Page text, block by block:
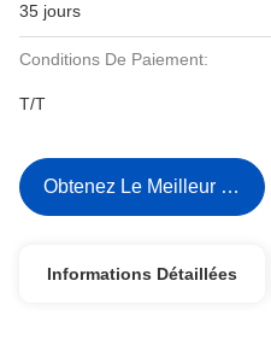
35 jours
Conditions De Paiement:
T/T
Obtenez Le Meilleur Prix
Informations Détaillées